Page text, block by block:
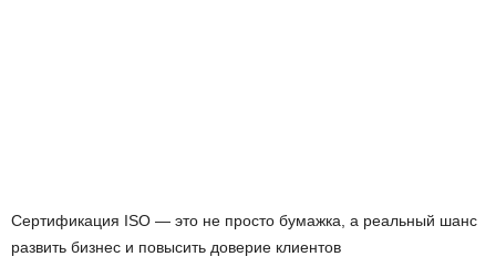
Сертификация ISO — это не просто бумажка, а реальный шанс
развить бизнес и повысить доверие клиентов